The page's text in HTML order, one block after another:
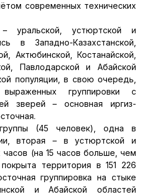
современных технических
уральской, устюртской и
в Западно-Казахстанской,
Актюбинской, Костанайской,
Павлодарской и Абайской
популяции, в свою очередь,
группировки с
зверей – основная иргиз-
(45 человек), одна в
вторая – в устюртской и
часов (на 15 часов больше, чем
территория в 151 226
группировка на стыке
и Абайской областей